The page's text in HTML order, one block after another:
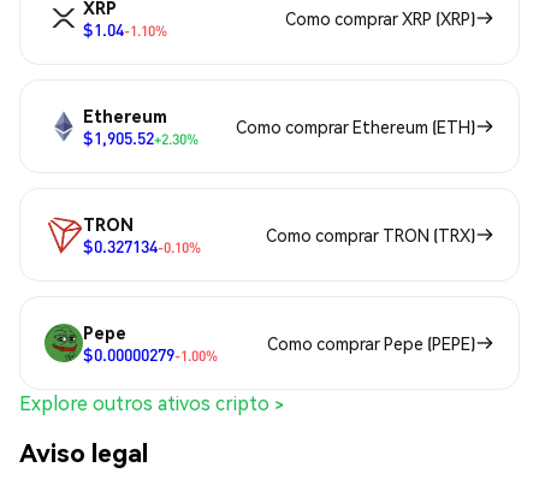
XRP
$1.04-1.10%
Como comprar XRP (XRP)
Ethereum
$1,905.52+2.30%
Como comprar Ethereum (ETH)
TRON
$0.327134-0.10%
Como comprar TRON (TRX)
Pepe
$0.00000279-1.00%
Como comprar Pepe (PEPE)
Explore outros ativos cripto >
Aviso legal